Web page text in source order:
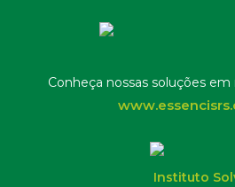
Conheça nossas soluções
Instituto